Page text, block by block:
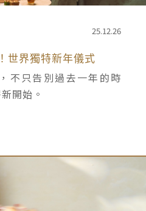
25.12.26
世界獨特新年儀式
不只告別過去一年的時
開始。